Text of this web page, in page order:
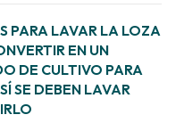
PARA LAVAR LA LOZA
EN UN
DE CULTIVO PARA
SE DEBEN LAVAR